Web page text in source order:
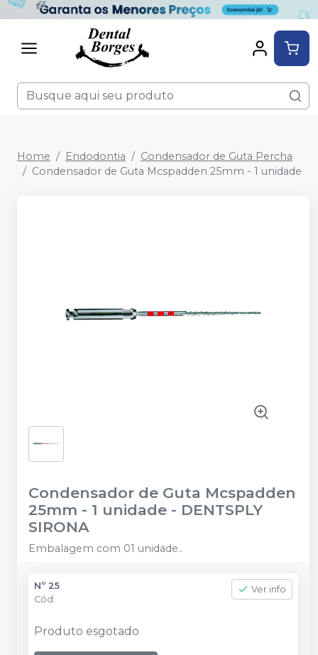
Home Endodontia
Condensador de Guta Percha
Condensador de Guta Mcspadden 25mm - 1 unidade
Condensador de Guta Mcspadden
25mm - 1 unidade - DENTSPLY
SIRONA
Embalagem com 01 unidade..
Nº 25
Cód.
Ver info
Produto esgotado